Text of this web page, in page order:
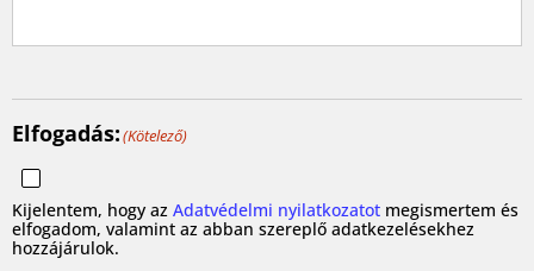
Elfogadás:(Kötelező)
Kijelentem, hogy az Adatvédelmi nyilatkozatot megismertem és
elfogadom, valamint az abban szereplő adatkezelésekhez
hozzájárulok.